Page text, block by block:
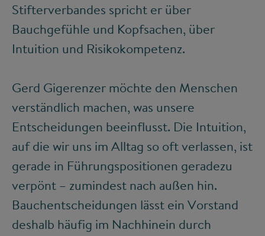
Stifterverbandes spricht er über
Bauchgefühle und Kopfsachen, über
Intuition und Risikokompetenz.
Gerd Gigerenzer möchte den Menschen
verständlich machen, was unsere
Entscheidungen beeinflusst. Die Intuition,
auf die wir uns im Alltag so oft verlassen, ist
gerade in Führungspositionen geradezu
verpönt – zumindest nach außen hin.
Bauchentscheidungen lässt ein Vorstand
deshalb häufig im Nachhinein durch